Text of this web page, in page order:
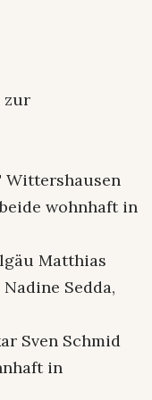
zur
Wittershausen
wohnhaft in
Matthias
Sedda,
Sven Schmid
in